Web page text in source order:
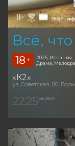
Всё,
18 +
2026, Испания
Драма,
«К2»
ул. Советская, 80,
22:25 от 450 ₽